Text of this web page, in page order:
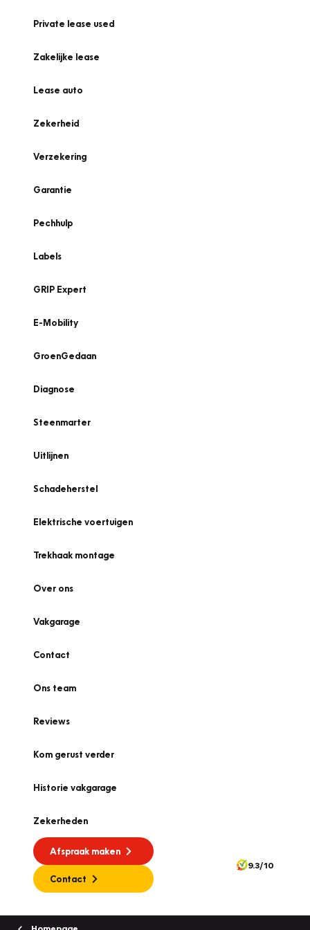
Private lease used
Zakelijke lease
Lease auto
Zekerheid
Verzekering
Garantie
Pechhulp
Labels
GRIP Expert
E-Mobility
GroenGedaan
Diagnose
Steenmarter
Uitlijnen
Schadeherstel
Elektrische voertuigen
Trekhaak montage
Over ons
Vakgarage
Contact
Ons team
Reviews
Kom gerust verder
Historie vakgarage
Zekerheden
Afspraak maken
Contact
9.3/10